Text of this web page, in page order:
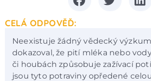
CELÁ ODPOVĚĎ:
Neexistuje žádný vědecký
dokazoval, že pití mléka nebo
či houbách způsobuje zažívací
jsou tyto potraviny opředené